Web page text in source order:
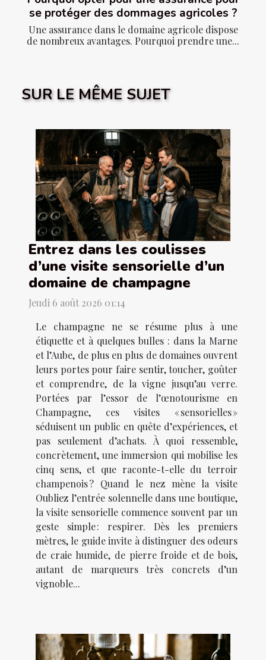
se protéger des dommages agricoles ?
Une assurance dans le domaine agricole dispose
de nombreux avantages. Pourquoi prendre une...
SUR LE MÊME SUJET
Entrez dans les coulisses
d’une visite sensorielle d’un
domaine de champagne
Jeudi 6 août 2026 01:14
Le champagne ne se résume plus à une
étiquette et à quelques bulles : dans la Marne
et l’Aube, de plus en plus de domaines ouvrent
leurs portes pour faire sentir, toucher, goûter
et comprendre, de la vigne jusqu’au verre.
Portées par l’essor de l’œnotourisme en
Champagne, ces visites « sensorielles »
séduisent un public en quête d’expériences, et
pas seulement d’achats. À quoi ressemble,
concrètement, une immersion qui mobilise les
cinq sens, et que raconte-t-elle du terroir
champenois ? Quand le nez mène la visite
Oubliez l’entrée solennelle dans une boutique,
la visite sensorielle commence souvent par un
geste simple : respirer. Dès les premiers
mètres, le guide invite à distinguer des odeurs
de craie humide, de pierre froide et de bois,
autant de marqueurs très concrets d’un
vignoble...